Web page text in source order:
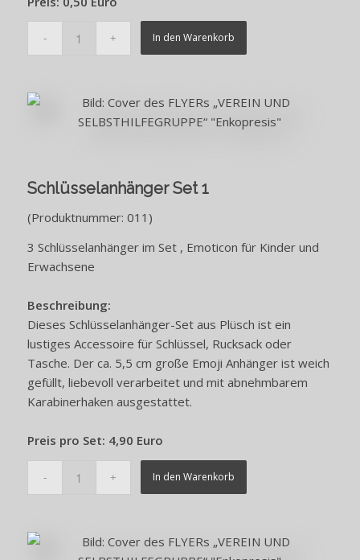
In den Warenkorb
Schlüsselanhänger Set 1
(Produktnummer: 011)
3 Schlüsselanhänger im Set , Emoticon für Kinder und
Erwachsene
Beschreibung:
Dieses Schlüsselanhänger-Set aus Plüsch ist ein
lustiges Accessoire für Schlüssel, Rucksack oder
Tasche. Der ca. 5,5 cm große Emoji Anhänger ist weich
gefüllt, liebevoll verarbeitet und mit abnehmbarem
Karabinerhaken ausgestattet.
Preis pro Set: 4,90 Euro
In den Warenkorb